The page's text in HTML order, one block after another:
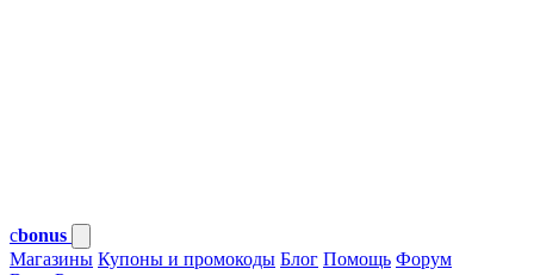
cbonus
Магазины Купоны и промокоды Блог Помощь Форум